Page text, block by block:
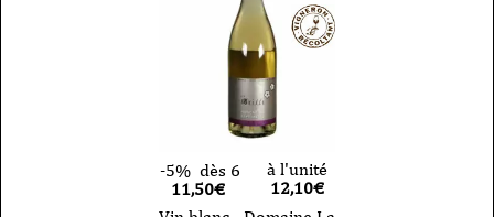
-5% dès 6
11,50€
à l'unité
12,10€